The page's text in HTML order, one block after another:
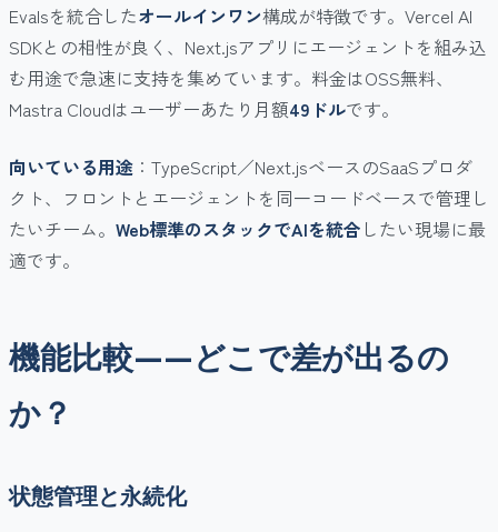
Evalsを統合したオールインワン構成が特徴です。Vercel AI
SDKとの相性が良く、Next.jsアプリにエージェントを組み込
む用途で急速に支持を集めています。料金はOSS無料、
Mastra Cloudはユーザーあたり月額49ドルです。
向いている用途 ：TypeScript／Next.jsベースのSaaSプロダ
クト、フロントとエージェントを同一コードベースで管理し
たいチーム。 Web標準のスタックでAIを統合 したい現場に最
適です。
機能比較——どこで差が出るの
か？
状態管理と永続化